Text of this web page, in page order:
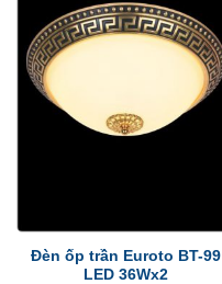
Đèn ốp trần Euroto BT-99
LED 36Wx2